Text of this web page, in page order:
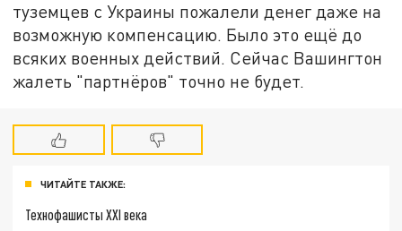
туземцев с Украины пожалели денег даже на
возможную компенсацию. Было это ещё до
всяких военных действий. Сейчас Вашингтон
жалеть "партнёров" точно не будет.
ЧИТАЙТЕ ТАКЖЕ:
Технофашисты XXI века